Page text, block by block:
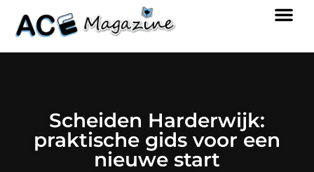
Scheiden Harderwijk:
praktische gids voor een
nieuwe start